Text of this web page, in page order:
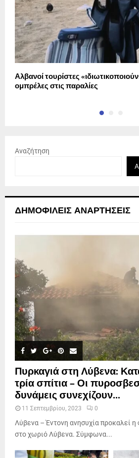
Αλβανοί τουρίστες
ομπρέλες στις παραλίες
Αναζήτηση
ΔΗΜΟΦΙΛΕΊΣ ΑΝΑΡΤΉΣΕΙΣ
Πυρκαγιά στη Λύβενα:
τρία σπίτια – Οι
δυνάμεις συνεχίζουν...
11 Σεπτεμβρίου, 2023 0
Λύβενα – Έντονη ανησυχία προκαλεί
στο χωριό Λύβενα. Σύμφωνα...